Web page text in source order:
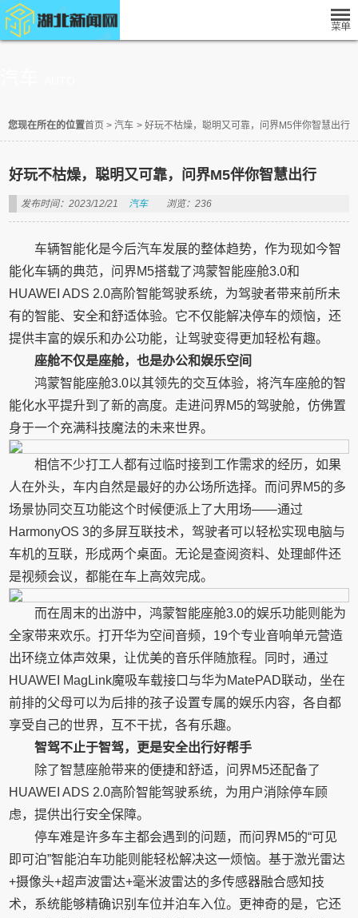
您现在所在的位置首页 > 汽车 > 好玩不枯燥，聪明又可靠，问界M5伴你智慧出行
好玩不枯燥，聪明又可靠，问界M5伴你智慧出行
发布时间：2023/12/21 汽车 浏览：236
车辆智能化是今后汽车发展的整体趋势，作为现如今智
能化车辆的典范，问界M5搭载了鸿蒙智能座舱3.0和
HUAWEI ADS 2.0高阶智能驾驶系统，为驾驶者带来前所未
有的智能、安全和舒适体验。它不仅能解决停车的烦恼，还
提供丰富的娱乐和办公功能，让驾驶变得更加轻松有趣。
座舱不仅是座舱，也是办公和娱乐空间
鸿蒙智能座舱3.0以其领先的交互体验，将汽车座舱的智
能化水平提升到了新的高度。走进问界M5的驾驶舱，仿佛置
身于一个充满科技魔法的未来世界。
相信不少打工人都有过临时接到工作需求的经历，如果
人在外头，车内自然是最好的办公场所选择。而问界M5的多
场景协同交互功能这个时候便派上了大用场——通过
HarmonyOS 3的多屏互联技术，驾驶者可以轻松实现电脑与
车机的互联，形成两个桌面。无论是查阅资料、处理邮件还
是视频会议，都能在车上高效完成。
而在周末的出游中，鸿蒙智能座舱3.0的娱乐功能则能为
全家带来欢乐。打开华为空间音频，19个专业音响单元营造
出环绕立体声效果，让优美的音乐伴随旅程。同时，通过
HUAWEI MagLink魔吸车载接口与华为MatePAD联动，坐在
前排的父母可以为后排的孩子设置专属的娱乐内容，各自都
享受自己的世界，互不干扰，各有乐趣。
智驾不止于智驾，更是安全出行好帮手
除了智慧座舱带来的便捷和舒适，问界M5还配备了
HUAWEI ADS 2.0高阶智能驾驶系统，为用户消除停车顾
虑，提供出行安全保障。
停车难是许多车主都会遇到的问题，而问界M5的“可见
即可泊”智能泊车功能则能轻松解决这一烦恼。基于激光雷达
+摄像头+超声波雷达+毫米波雷达的多传感器融合感知技
术，系统能够精确识别车位并泊车入位。更神奇的是，它还